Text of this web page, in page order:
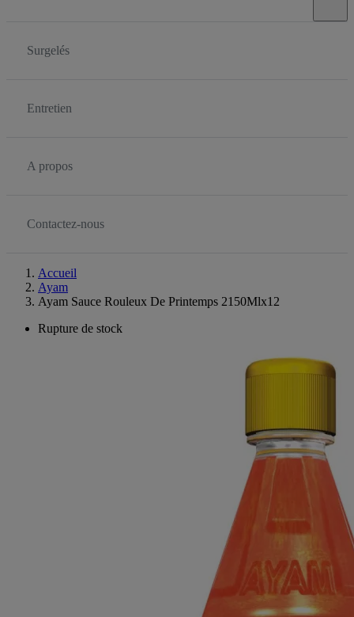
Surgelés
Entretien
A propos
Contactez-nous
Accueil
Ayam
Ayam Sauce Rouleux De Printemps 2150Mlx12
Rupture de stock